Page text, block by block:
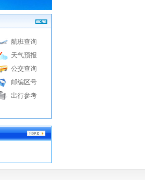
航班查询
天气预报
公交查询
邮编区号
出行参考